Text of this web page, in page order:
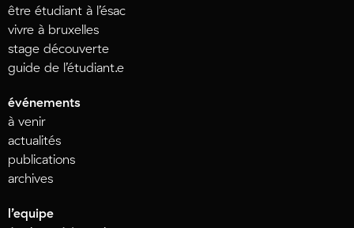
être étudiant à l’ésac
vivre à bruxelles
stage découverte
guide de l’étudiant.e
événements
à venir
actualités
publications
archives
l’equipe